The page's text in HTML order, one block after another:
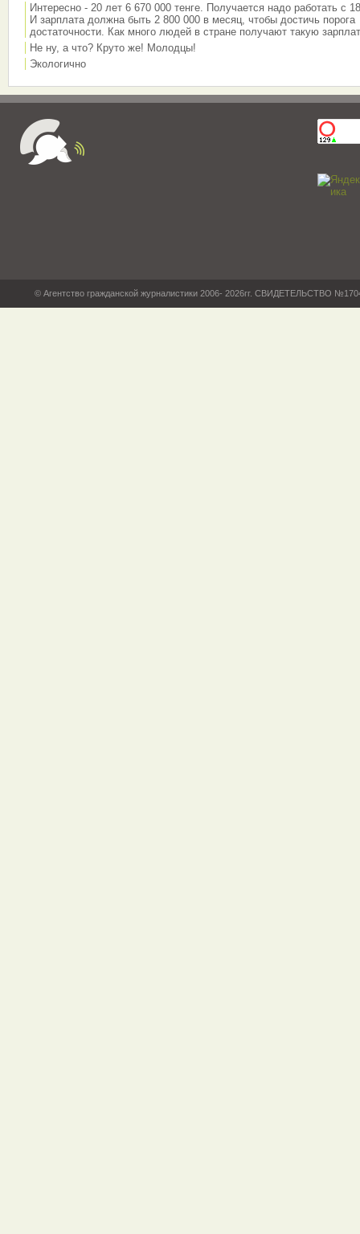
Интересно - 20 лет 6 670 000 тенге. Получается надо работать с
И зарплата должна быть 2 800 000 в месяц, чтобы достичь порога
достаточности. Как много людей в стране получают такую
Не ну, а что? Круто же! Молодцы!
Экологично
© Агентство гражданской журналистики 2006- 2026гг. СВИДЕТЕЛЬСТВО